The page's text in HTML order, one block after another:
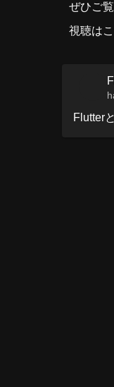
ぜひご
視聴は
Flutter